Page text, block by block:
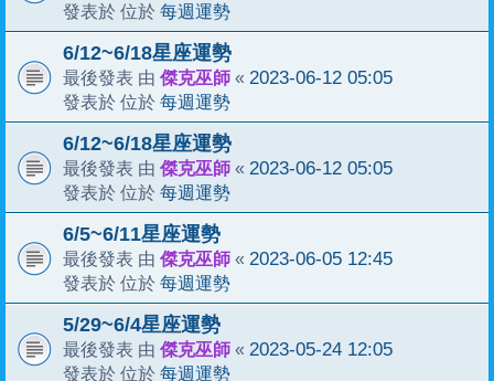
發表於 位於 每週運勢
6/12~6/18星座運勢
最後發表 由 傑克巫師 « 2023-06-12 05:05
發表於 位於 每週運勢
6/12~6/18星座運勢
最後發表 由 傑克巫師 « 2023-06-12 05:05
發表於 位於 每週運勢
6/5~6/11星座運勢
最後發表 由 傑克巫師 « 2023-06-05 12:45
發表於 位於 每週運勢
5/29~6/4星座運勢
最後發表 由 傑克巫師 « 2023-05-24 12:05
發表於 位於 每週運勢